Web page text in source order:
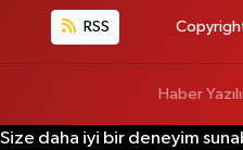
RSS
Haber
Size daha iyi bir deneyim